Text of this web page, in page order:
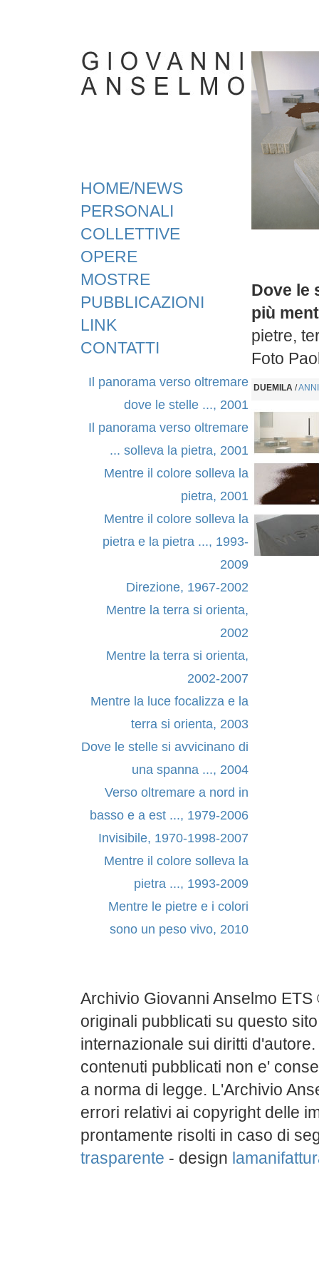
HOME/NEWS
PERSONALI
COLLETTIVE
OPERE
MOSTRE
PUBBLICAZIONI
LINK
CONTATTI
Dove le
più
pietre,
Foto
DUEMILA /
Il panorama verso oltremare
dove le stelle ..., 2001
Il panorama verso oltremare
... solleva la pietra, 2001
Mentre il colore solleva la
pietra, 2001
Mentre il colore solleva la
pietra e la pietra ..., 1993-
2009
Direzione, 1967-2002
Mentre la terra si orienta,
2002
Mentre la terra si orienta,
2002-2007
Mentre la luce focalizza e la
terra si orienta, 2003
Dove le stelle si avvicinano di
una spanna ..., 2004
Verso oltremare a nord in
basso e a est ..., 1979-2006
Invisibile, 1970-1998-2007
Mentre il colore solleva la
pietra ..., 1993-2009
Mentre le pietre e i colori
sono un peso vivo, 2010
Archivio Giovanni Anselmo
originali pubblicati su questo
internazionale sui diritti
contenuti pubblicati non e'
a norma di legge. L'Archivio
errori relativi ai copyright delle
prontamente risolti in caso di
trasparente - design